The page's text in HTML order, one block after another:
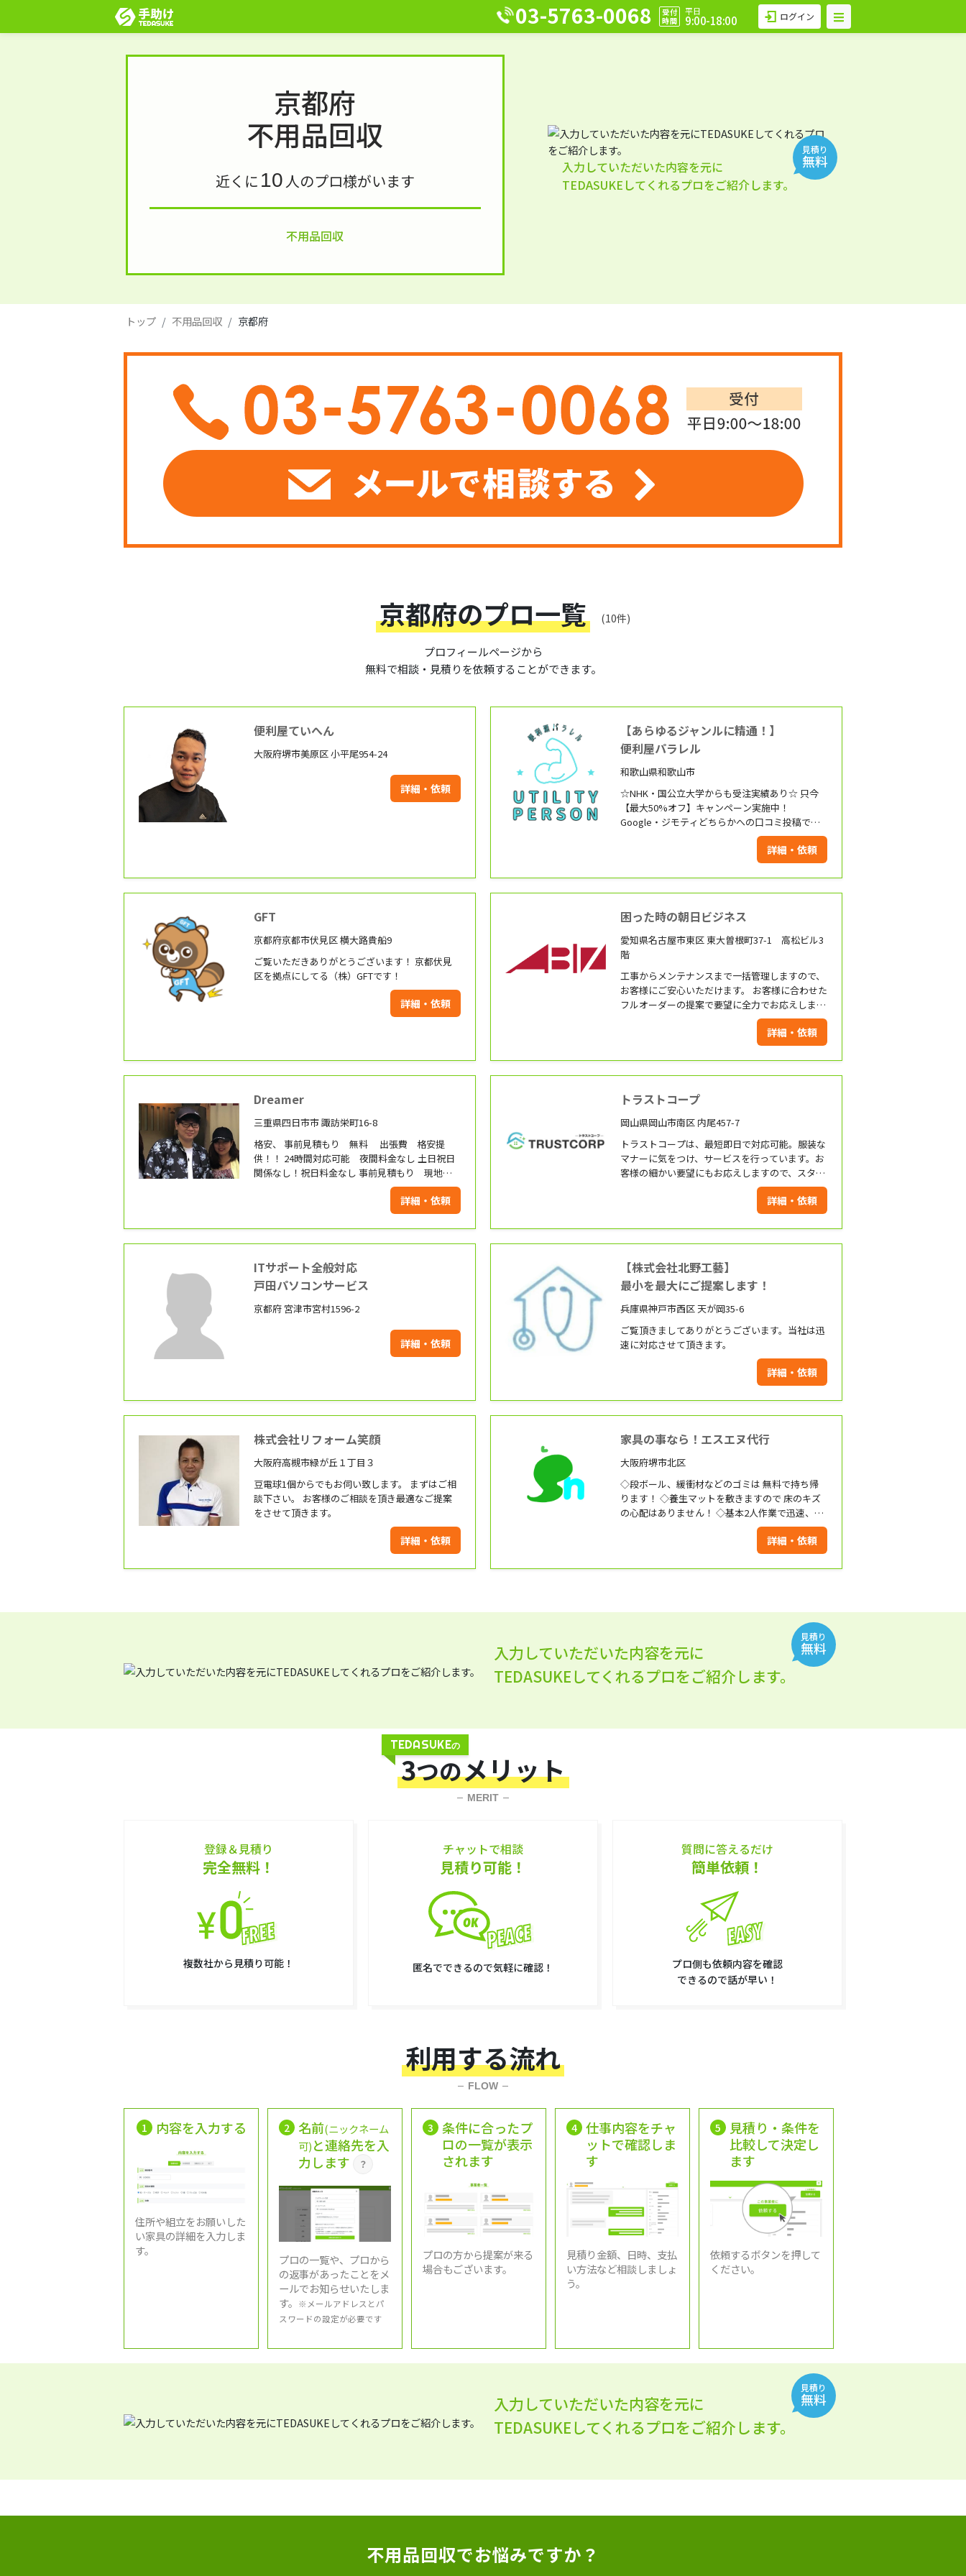
03-5763-0068
受付
時間
平日
9:00-18:00 ログイン
京都府
不用品回収
近くに 10人のプロ様がいます
不用品回収
見積り
無料
入力していただいた内容を元に
TEDASUKEしてくれるプロをご紹介します。
トップ 不用品回収 京都府
京都府のプロ一覧 (10件)
プロフィールページから
無料で相談・見積りを依頼することができます。
便利屋ていへん
大阪府堺市美原区 小平尾954-24
詳細・依頼
【あらゆるジャンルに精通！】
便利屋パラレル
和歌山県和歌山市
☆NHK・国公立大学からも受注実績あり☆ 只今
【最大50%オフ】キャンペーン実施中！
Google・ジモティどちらかへの口コミ投稿で
40% オフ！ ｰｰｰｰｰｰｰｰｰｰｰｰｰｰｰｰ 【顧客満足90%
以上！】 便利屋パラレルは 「どんな事でも責任
を持って親身にご相談をお受けする」 ことをモ
ットーに ・24時間年中無休 ・出張費用0円 で困
っている方に寄り添います！
詳細・依頼
GFT
京都府京都市伏見区 横大路貴船9
ご覧いただきありがとうございます！ 京都伏見
区を拠点にしてる（株）GFTです！
詳細・依頼
困った時の朝日ビジネス
愛知県名古屋市東区 東大曽根町37-1 高松ビル3
階
工事からメンテナンスまで一括管理しますので、
お客様にご安心いただけます。 お客様に合わせた
フルオーダーの提案で要望に全力でお応えしま
詳細・依頼
Dreamer
三重県四日市市 諏訪栄町16-8
格安、 事前見積もり 無料 出張費 格安提
供！！ 24時間対応可能 夜間料金なし 土日祝日
関係なし！祝日料金なし 事前見積もり 現地見
詳細・依頼
トラストコープ
岡山県岡山市南区 内尾457-7
トラストコープは、最短即日で対応可能。服装な
マナーに気をつけ、サービスを行っています。お
客様の細かい要望にもお応えしますので、スタッ
詳細・依頼
ITサポート全般対応
戸田パソコンサービス
京都府 宮津市宮村1596-2
詳細・依頼
【株式会社北野工藝】
最小を最大にご提案します！
兵庫県神戸市西区 天が岡35-6
ご覧頂きましてありがとうございます。当社は迅
速に対応させて頂きます。
詳細・依頼
株式会社リフォーム笑顔
大阪府高槻市緑が丘１丁目３
豆電球1個からでもお伺い致します。 まずはご相
談下さい。 お客様のご相談を頂き最適なご提案
をさせて頂きます。
詳細・依頼
家具の事なら！エスエヌ代行
大阪府堺市北区
◇段ボール、緩衝材などのゴミは 無料で持ち帰
ります！ ◇養生マットを敷きますので 床のキズ
の心配はありません！ ◇基本2人作業で迅速、丁
大小様々な家具を日々組み立てています！ 家具
付き物件などを管理しています 業者様などもお
詳細・依頼
入力していただいた内容を元に
TEDASUKEしてくれるプロをご紹介します。
見積り
無料
TEDASUKEの
3つのメリット
MERIT
登録＆見積り
完全無料！
複数社から見積り可能！
チャットで相談
見積り可能！
匿名でできるので気軽に確認！
質問に答えるだけ
簡単依頼！
プロ側も依頼内容を確認
できるので話が早い！
利用する流れ
FLOW
1 内容を入力する
住所や組立をお願いした
い家具の詳細を入力しま
す。
2 名前(ニックネーム
可)と連絡先を入
力します
？
プロの一覧や、プロから
の返事があったことをメ
ールでお知らせいたしま
す。
※メールアドレスとパ
スワードの設定が必要です
3
条件に合ったプ
ロの一覧が表示
されます
プロの方から提案が来る
場合もございます。
4 仕事内容をチャ
ットで確認しま
す
見積り金額、日時、支払
い方法など相談しましょ
う。
5
見積り・条件を
比較して決定し
ます
依頼するボタンを押して
ください。
入力していただいた内容を元に
TEDASUKEしてくれるプロをご紹介します。
見積り
無料
不用品回収でお悩みですか？